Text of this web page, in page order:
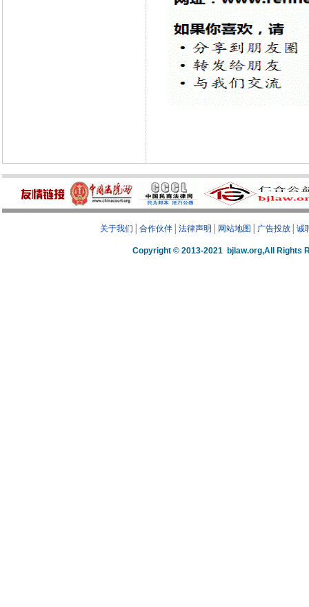
关于我们 合作伙伴 法律声明 网站地图 广告投放 诚
Copyright © 2013-2021 bjlaw.org,All Rights